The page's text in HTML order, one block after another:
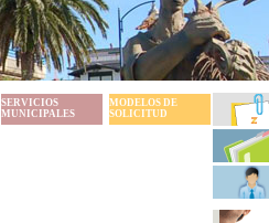
SERVICIOS
MUNICIPALES
MODELOS DE
SOLICITUD